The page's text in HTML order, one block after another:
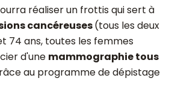
réaliser un frottis qui sert à
cancéreuses(tous les deux
74 ans, toutes les femmes
d'une mammographie tous
au programme de dépistage